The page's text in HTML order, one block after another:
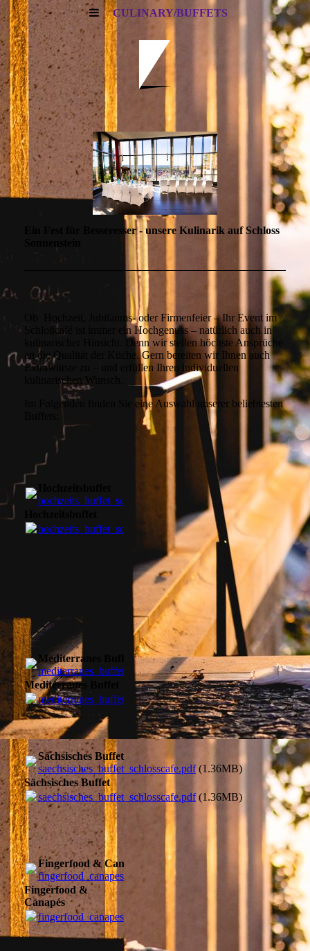
CULINARY/BUFFETS
Ein Fest für Besseresser - unsere Kulinarik auf Schloss
Ob Hochzeit, Jubiläums- oder Firmenfeier – Ihr Event im
Schloßcafé ist immer ein Hochgenuss – natürlich auch in
kulinarischer Hinsicht. Denn wir stellen höchste Ansprüche
an die Qualität der Küche. Gern bereiten wir Ihnen auch
Extrawürste zu – und erfüllen Ihren individuellen
kulinarischen Wunsch.
Im Folgenden finden Sie eine Auswahl unserer beliebtesten
hochzeits_buffet_schlosscafe.pdf
(1.36MB)
hochzeits_buffet_schlosscafe.pdf(1.36MB)
Mediterranes Buffet
mediterranes_buffet_schlosscafe.pdf(1.36MB)
Mediterranes Buffet
mediterranes_buffet_schlosscafe.pdf(1.36MB)
Sächsisches Buffet
saechsisches_buffet_schlosscafe.pdf(1.36MB)
Sächsisches Buffet
saechsisches_buffet_schlosscafe.pdf(1.36MB)
Fingerfood & Canapés
fingerfood_canapes_schlosscafe.pdf
(1.36MB)
Fingerfood &
Canapés
fingerfood_canapes_schlosscafe.pdf